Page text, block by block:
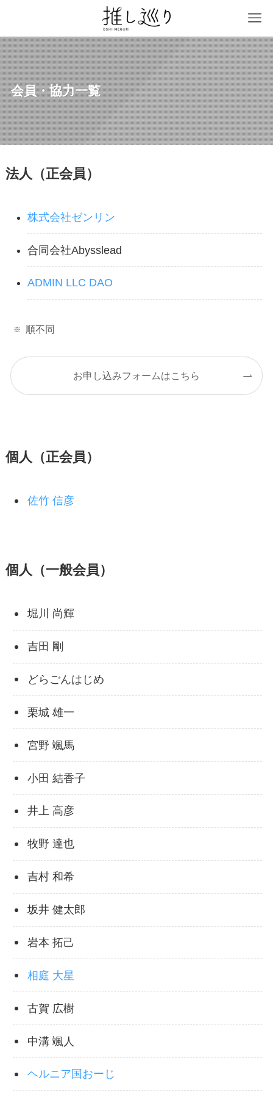
会員・協力一覧
法人（正会員）
株式会社ゼンリン
合同会社Abysslead
ADMIN LLC DAO
順不同
お申し込みフォームはこちら
個人（正会員）
佐竹 信彦
個人（一般会員）
堀川 尚輝
吉田 剛
どらごんはじめ
栗城 雄一
宮野 颯馬
小田 結香子
井上 高彦
牧野 達也
吉村 和希
坂井 健太郎
岩本 拓己
相庭 大星
古賀 広樹
中溝 颯人
ヘルニア国おーじ